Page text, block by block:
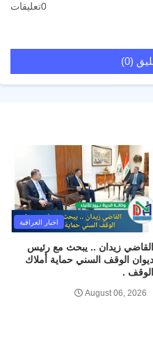
0تعليقات
(0)
اخبار العراقية
القاضي زيدان .. يبحث مع رئيس
ديوان الوقف السني حماية أملاك
الوقف .
August 06, 2026